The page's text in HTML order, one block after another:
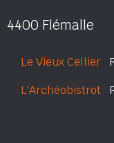
4400 Flémalle
Le Vieux Cellier
L'Archéobistrot